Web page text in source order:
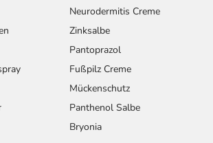
Neurodermitis Creme
Zinksalbe
Pantoprazol
Fußpilz Creme
Mückenschutz
Panthenol Salbe
Bryonia